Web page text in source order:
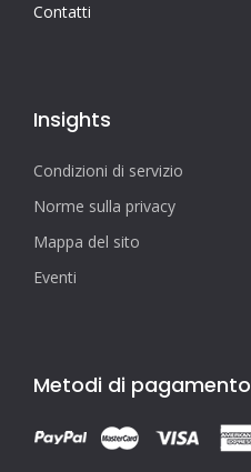
Contatti
Insights
Condizioni di servizio
Norme sulla privacy
Mappa del sito
Eventi
Metodi di pagamento